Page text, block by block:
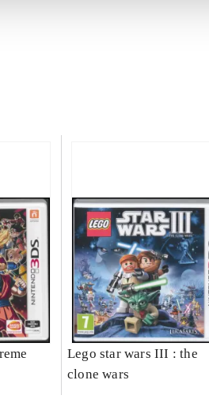
Lego star wars III : the
clone wars